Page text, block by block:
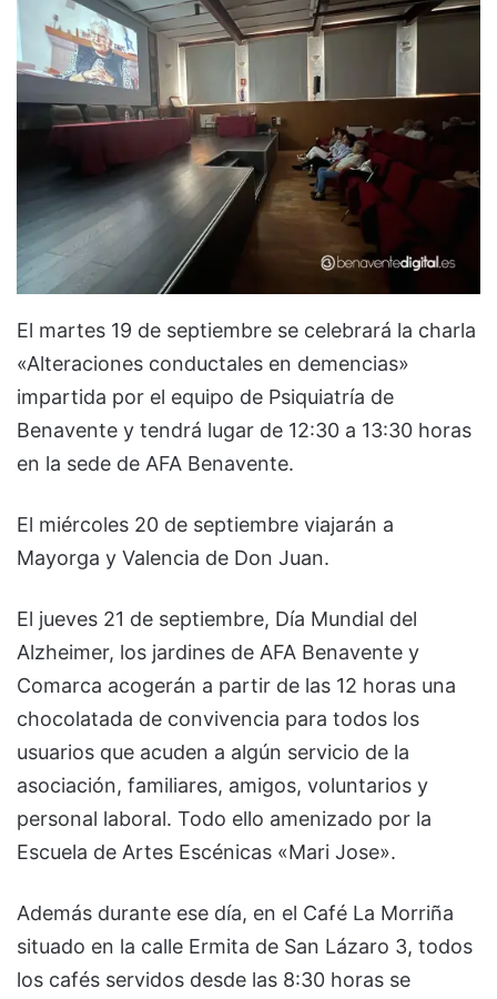
El martes 19 de septiembre se celebrará la charla
«Alteraciones conductales en demencias»
impartida por el equipo de Psiquiatría de
Benavente y tendrá lugar de 12:30 a 13:30 horas
en la sede de AFA Benavente.
El miércoles 20 de septiembre viajarán a
Mayorga y Valencia de Don Juan.
El jueves 21 de septiembre, Día Mundial del
Alzheimer, los jardines de AFA Benavente y
Comarca acogerán a partir de las 12 horas una
chocolatada de convivencia para todos los
usuarios que acuden a algún servicio de la
asociación, familiares, amigos, voluntarios y
personal laboral. Todo ello amenizado por la
Escuela de Artes Escénicas «Mari Jose».
Además durante ese día, en el Café La Morriña
situado en la calle Ermita de San Lázaro 3, todos
los cafés servidos desde las 8:30 horas se